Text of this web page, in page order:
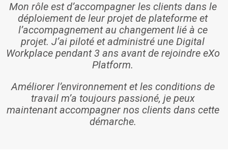
Mon rôle est d’accompagner les clients dans le
déploiement de leur projet de plateforme et
l’accompagnement au changement lié à ce
projet. J’ai piloté et administré une Digital
Workplace pendant 3 ans avant de rejoindre eXo
Platform.
Améliorer l’environnement et les conditions de
travail m’a toujours passioné, je peux
maintenant accompagner nos clients dans cette
démarche.